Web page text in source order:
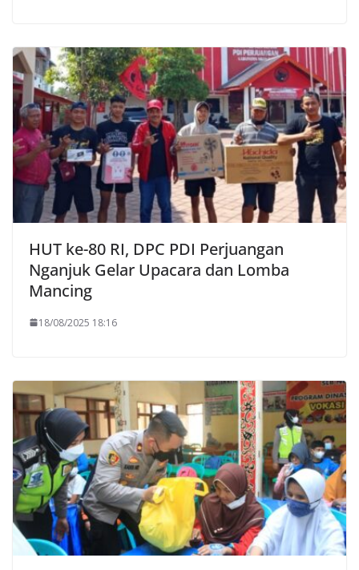
HUT ke-80 RI, DPC PDI Perjuangan
Nganjuk Gelar Upacara dan Lomba
Mancing
18/08/2025 18:16